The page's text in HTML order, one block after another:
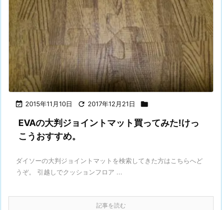
 2015年11月10日  2017年12月21日 
EVAの大判ジョイントマット買ってみた!けっ
こうおすすめ。
ダイソーの大判ジョイントマットを検索してきた方はこちらへど
うぞ。 引越しでクッションフロア ...
記事を読む